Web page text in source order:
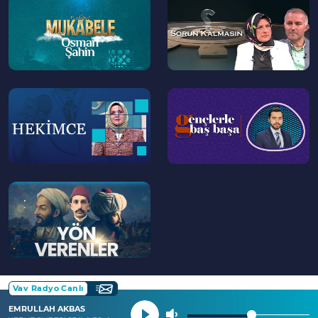
>
--
--
--
>
EMRULLAH AKBAS
Vav Radyo Canlı